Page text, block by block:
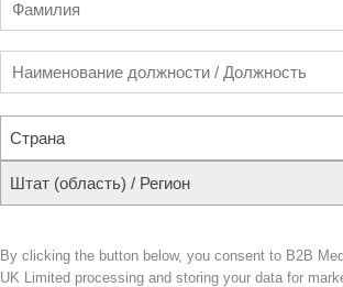
Страна
Штат (область) / Регион
By clicking the button below, you consent to B2B
UK Limited processing and storing your data for